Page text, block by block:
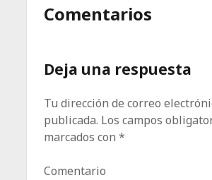
Comentarios
Deja una respuesta
Tu dirección de correo
publicada. Los campos
marcados con*
Comentario